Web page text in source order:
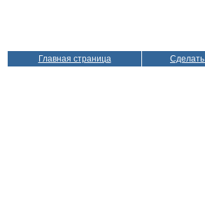
Главная страница Сделать